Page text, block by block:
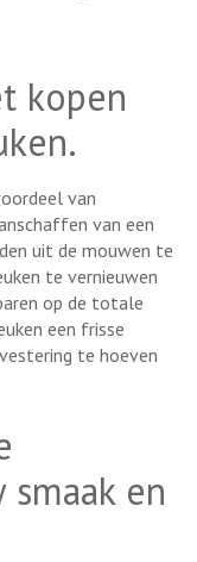
kopen
van
van een
uit de mouwen te
te vernieuwen
op de totale
een frisse
te hoeven
smaak en